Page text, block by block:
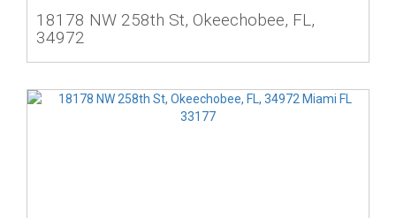
18178 NW 258th St, Okeechobee, FL,
34972